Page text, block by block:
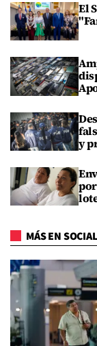
El
y
MÁS EN SOCIAL